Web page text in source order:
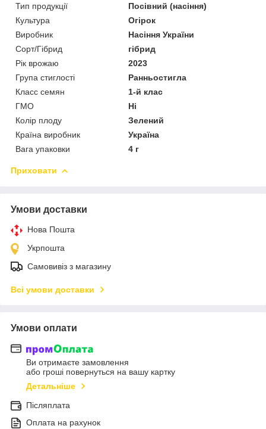
Тип продукції
Посівний (насіння)
Культура
Огірок
Виробник
Насіння України
Сорт/Гібрид
гібрид
Рік врожаю
2023
Група стиглості
Ранньостигла
Класс семян
1-й клас
ГМО
Ні
Колір плоду
Зелений
Країна виробник
Україна
Вага упаковки
4 г
Приховати
Умови доставки
Нова Пошта
Укрпошта
Самовивіз з магазину
Всі умови доставки
Умови оплати
Ви отримаєте замовлення
або гроші повернуться на вашу картку
Детальніше
Післяплата
Оплата на рахунок